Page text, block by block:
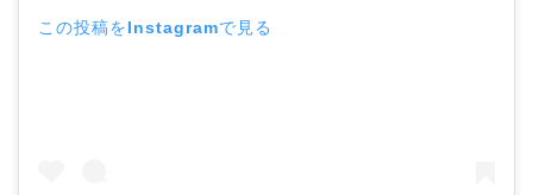
この投稿をInstagramで見る